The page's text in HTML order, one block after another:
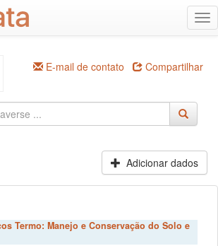
E-mail de contato Compartilhar
Adicionar dados
Termo: Manejo e Conservação do Solo e